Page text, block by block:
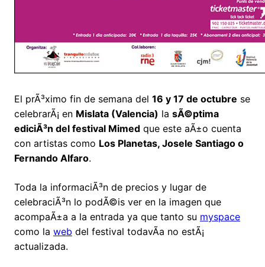
El prÃ³ximo fin de semana del 16 y 17 de octubre se
celebrarÃ¡ en Mislata (Valencia) la sÃ©ptima
ediciÃ³n del festival Mimed que este aÃ±o cuenta
con artistas como Los Planetas, Josele Santiago o
Fernando Alfaro.
Toda la informaciÃ³n de precios y lugar de
celebraciÃ³n lo podÃ©is ver en la imagen que
acompaÃ±a a la entrada ya que tanto su myspace
como la web del festival todavÃ­a no estÃ¡
actualizada.